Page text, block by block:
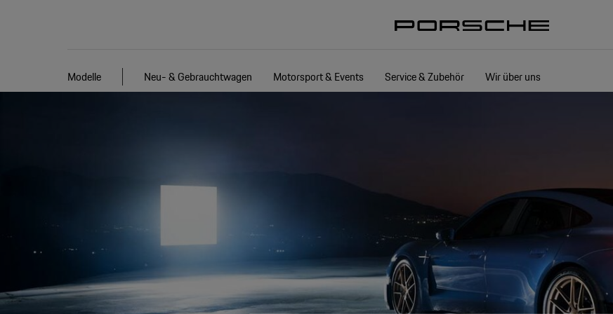
Modelle Neu- & Gebrauchtwagen Motorsport & Events Service & Zubehör Wir über uns